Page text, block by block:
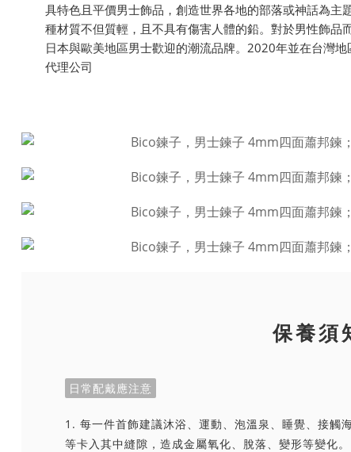
具特色且平價男士飾品，創造世界各地的部落或神話為主
種材質不但質輕，且不具有傷害人體的鉛。對於男性飾品
日本與歐美地區男士歡迎的潮流品牌。2020年並在台灣
代理公司
保養須
日常配戴應注意
1. 每一件首飾建議沐浴、運動、泡溫泉、睡覺、接觸
等卡入其中縫隙，造成金屬氧化、脫落、變形等變化。